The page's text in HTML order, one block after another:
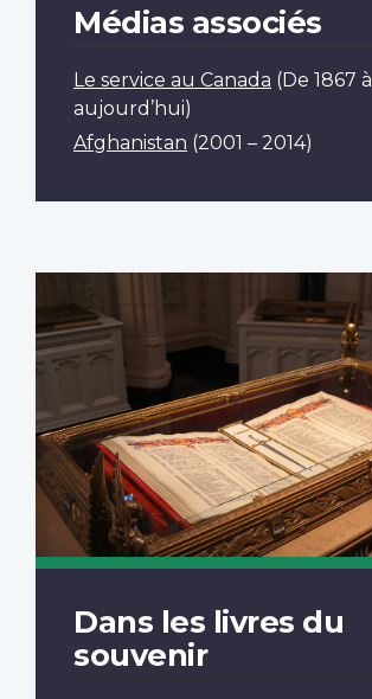
Médias associés
Le service au Canada (De 1867 à
aujourd’hui)
Afghanistan (2001 – 2014)
Dans les livres du
souvenir